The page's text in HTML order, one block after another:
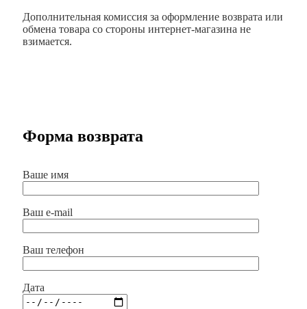
Дополнительная комиссия за оформление возврата или
обмена товара со стороны интернет-магазина не
взимается.
Форма возврата
Ваше имя
Ваш e-mail
Ваш телефон
Дата